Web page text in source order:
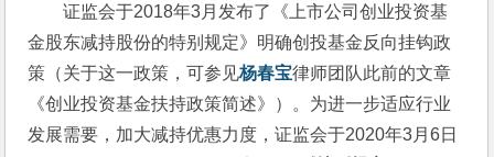
证监会于2018年3月发布了《上市公司创业投资基
金股东减持股份的特别规定》明确创投基金反向挂钩政
策（关于这一政策，可参见杨春宝律师团队此前的文章
《创业投资基金扶持政策简述》）。为进一步适应行业
发展需要，加大减持优惠力度，证监会于2020年3月6日